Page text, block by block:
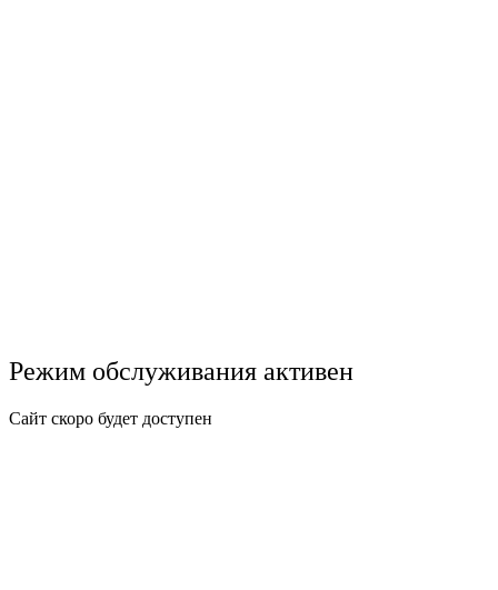
Режим обслуживания активен
Сайт скоро будет доступен